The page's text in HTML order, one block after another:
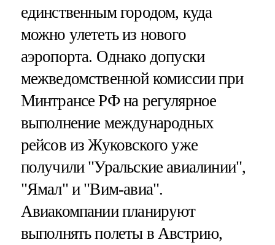
единственным городом, куда
можно улететь из нового
аэропорта. Однако допуски
межведомственной комиссии при
Минтрансе РФ на регулярное
выполнение международных
рейсов из Жуковского уже
получили "Уральские авиалинии",
"Ямал" и "Вим-авиа".
Авиакомпании планируют
выполнять полеты в Австрию,